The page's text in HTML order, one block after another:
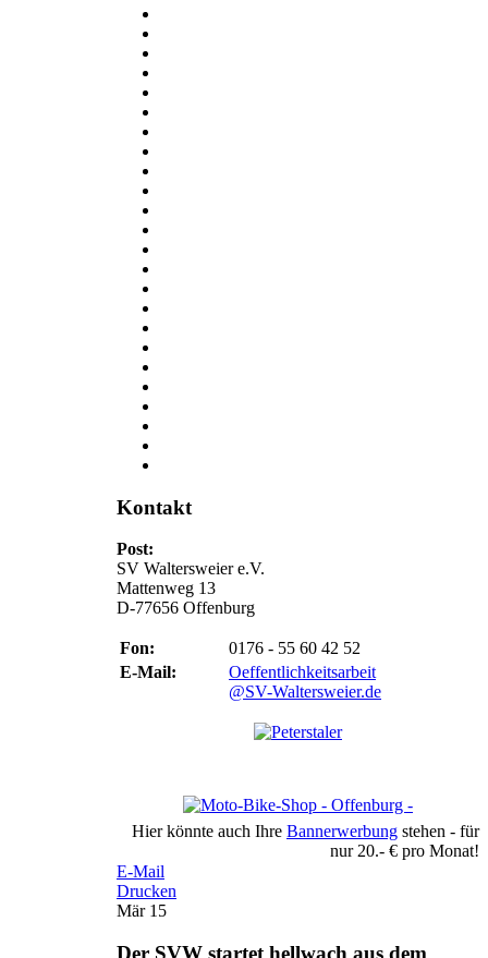
Kontakt
Post:
SV Waltersweier e.V.
Mattenweg 13
D-77656 Offenburg
Fon:
0176 - 55 60 42 52
E-Mail:
Oeffentlichkeitsarbeit
@SV-Waltersweier.de
Hier könnte auch Ihre Bannerwerbung stehen - für
nur 20.- € pro Monat!
E-Mail
Drucken
Mär 15
Der SVW startet hellwach aus dem